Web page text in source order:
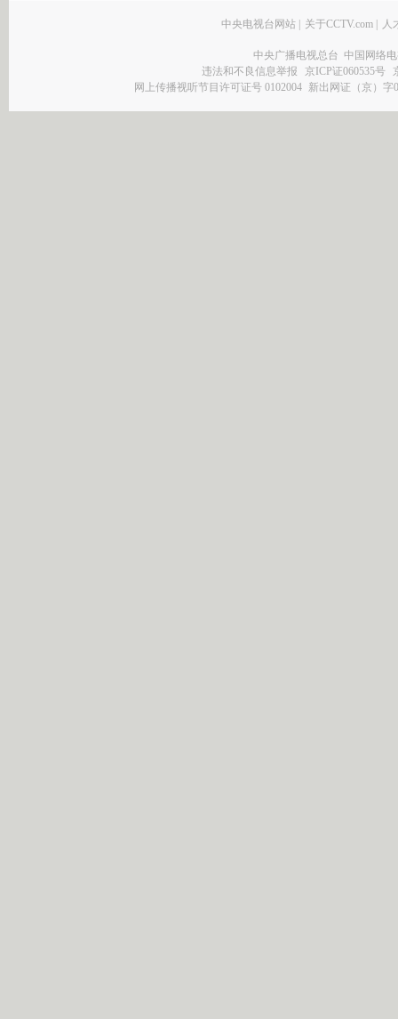
中央电视台网站 | 关于CCTV.com | 人
中央广播电视总台 中国网络
违法和不良信息举报
京ICP证060535号
网上传播视听节目许可证号 0102004 新出网证（京）